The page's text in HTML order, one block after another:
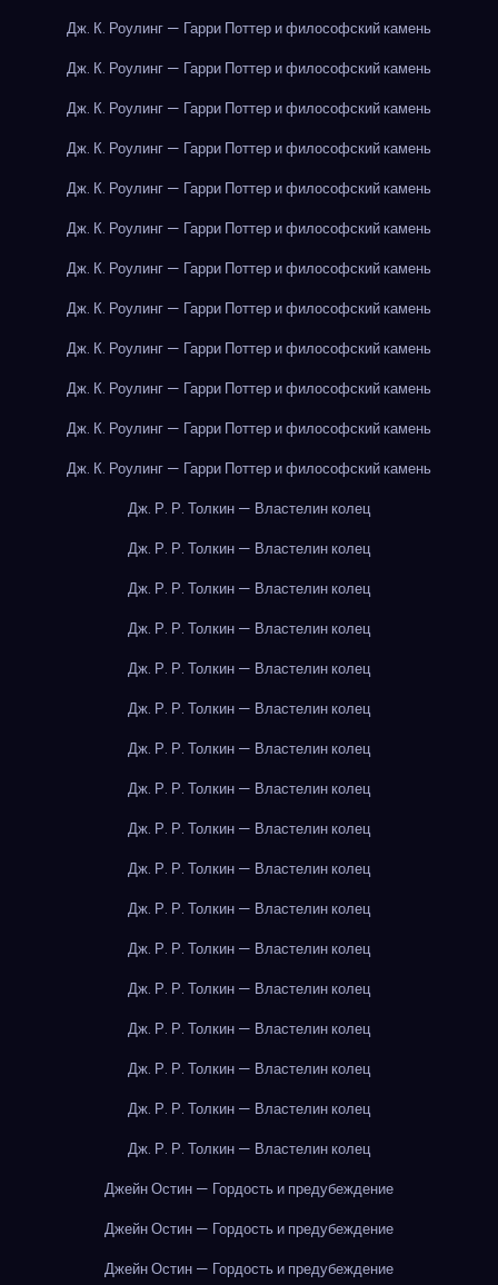
Дж. К. Роулинг — Гарри Поттер и философский камень
Дж. К. Роулинг — Гарри Поттер и философский камень
Дж. К. Роулинг — Гарри Поттер и философский камень
Дж. К. Роулинг — Гарри Поттер и философский камень
Дж. К. Роулинг — Гарри Поттер и философский камень
Дж. К. Роулинг — Гарри Поттер и философский камень
Дж. К. Роулинг — Гарри Поттер и философский камень
Дж. К. Роулинг — Гарри Поттер и философский камень
Дж. К. Роулинг — Гарри Поттер и философский камень
Дж. К. Роулинг — Гарри Поттер и философский камень
Дж. К. Роулинг — Гарри Поттер и философский камень
Дж. К. Роулинг — Гарри Поттер и философский камень
Дж. Р. Р. Толкин — Властелин колец
Дж. Р. Р. Толкин — Властелин колец
Дж. Р. Р. Толкин — Властелин колец
Дж. Р. Р. Толкин — Властелин колец
Дж. Р. Р. Толкин — Властелин колец
Дж. Р. Р. Толкин — Властелин колец
Дж. Р. Р. Толкин — Властелин колец
Дж. Р. Р. Толкин — Властелин колец
Дж. Р. Р. Толкин — Властелин колец
Дж. Р. Р. Толкин — Властелин колец
Дж. Р. Р. Толкин — Властелин колец
Дж. Р. Р. Толкин — Властелин колец
Дж. Р. Р. Толкин — Властелин колец
Дж. Р. Р. Толкин — Властелин колец
Дж. Р. Р. Толкин — Властелин колец
Дж. Р. Р. Толкин — Властелин колец
Дж. Р. Р. Толкин — Властелин колец
Джейн Остин — Гордость и предубеждение
Джейн Остин — Гордость и предубеждение
Джейн Остин — Гордость и предубеждение